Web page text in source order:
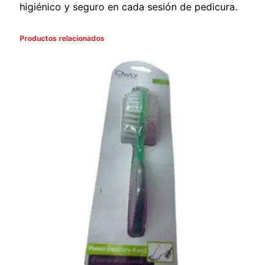
higiénico y seguro en cada sesión de pedicura.
Productos relacionados